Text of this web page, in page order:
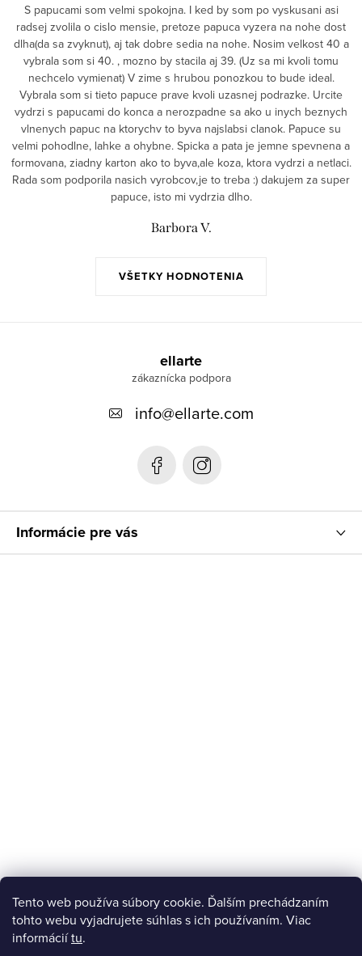
Tento web používa súbory cookie. Ďalším prechádzaním
tohto webu vyjadrujete súhlas s ich používaním. Viac
informáciítu.
VŠETKY HODNOTENIA
S papucami som velmi spokojna. I ked by som po vyskusani asi
radsej zvolila o cislo mensie, pretoze papuca vyzera na nohe dost
dlha(da sa zvyknut), aj tak dobre sedia na nohe. Nosim velkost 40 a
vybrala som si 40. , mozno by stacila aj 39. (Uz sa mi kvoli tomu
nechcelo vymienat) V zime s hrubou ponozkou to bude ideal.
Vybrala som si tieto papuce prave kvoli uzasnej podrazke. Urcite
vydrzi s papucami do konca a nerozpadne sa ako u inych beznych
vlnenych papuc na ktorychv to byva najslabsi clanok. Papuce su
velmi pohodlne, lahke a ohybne. Spicka a pata je jemne spevnena a
formovana, ziadny karton ako to byva,ale koza, ktora vydrzi a netlaci.
Rada som podporila nasich vyrobcov,je to treba :) dakujem za super
papuce, isto mi vydrzia dlho.
Barbora V.
ellarte
info@ellarte.com
Informácie pre vás